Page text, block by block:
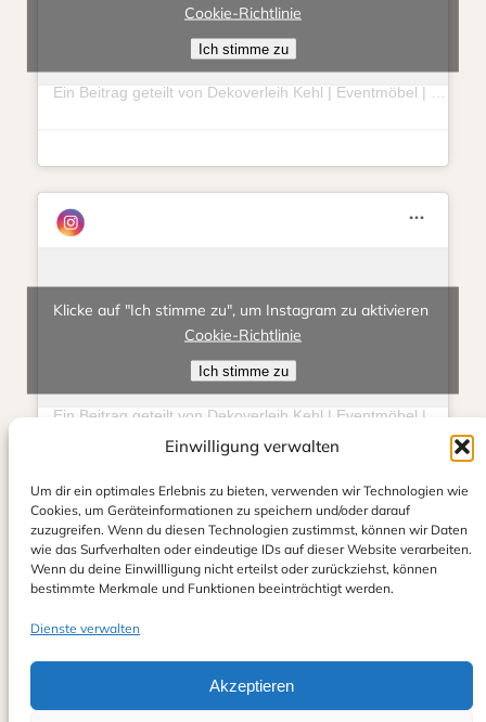
Einwilligung verwalten
Um dir ein optimales Erlebnis zu bieten, verwenden wir Technologien wie
Cookies, um Geräteinformationen zu speichern und/oder darauf
zuzugreifen. Wenn du diesen Technologien zustimmst, können wir Daten
wie das Surfverhalten oder eindeutige IDs auf dieser Website verarbeiten.
Wenn du deine Einwillligung nicht erteilst oder zurückziehst, können
bestimmte Merkmale und Funktionen beeinträchtigt werden.
Dienste verwalten
Akzeptieren
Ein Beitrag geteilt von Dekoverleih Kehl | Eventmöbel | Hochzeit | Feierlichkeit (@eventlieberitt)
Cookie-Richtlinie
Ich stimme zu
Klicke auf "Ich stimme zu", um Instagram zu aktivieren
Cookie-Richtlinie
Ich stimme zu
Klicke auf "Ich stimme zu", um Instagram zu aktivieren
Cookie-Richtlinie
Ich stimme zu